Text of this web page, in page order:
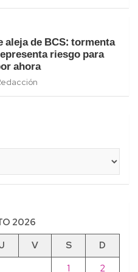
aleja de BCS: tormenta
riesgo para
ahora
2026
V S
D
1
2